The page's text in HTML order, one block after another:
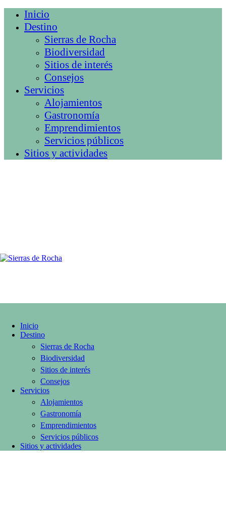
Inicio
Destino
Sierras de Rocha
Biodiversidad
Sitios de interés
Consejos
Servicios
Alojamientos
Gastronomía
Emprendimientos
Servicios públicos
Sitios y actividades
Inicio
Destino
Sierras de Rocha
Biodiversidad
Sitios de interés
Consejos
Servicios
Alojamientos
Gastronomía
Emprendimientos
Servicios públicos
Sitios y actividades
Espacio Dragones